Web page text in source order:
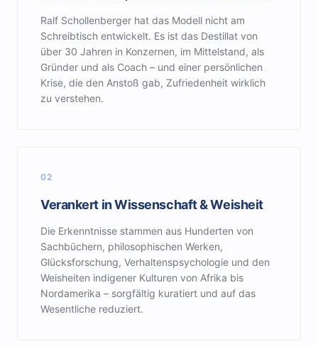
Ralf Schollenberger hat das Modell nicht am
Schreibtisch entwickelt. Es ist das Destillat von
über 30 Jahren in Konzernen, im Mittelstand, als
Gründer und als Coach – und einer persönlichen
Krise, die den Anstoß gab, Zufriedenheit wirklich
zu verstehen.
02
Verankert in Wissenschaft & Weisheit
Die Erkenntnisse stammen aus Hunderten von
Sachbüchern, philosophischen Werken,
Glücksforschung, Verhaltenspsychologie und den
Weisheiten indigener Kulturen von Afrika bis
Nordamerika – sorgfältig kuratiert und auf das
Wesentliche reduziert.